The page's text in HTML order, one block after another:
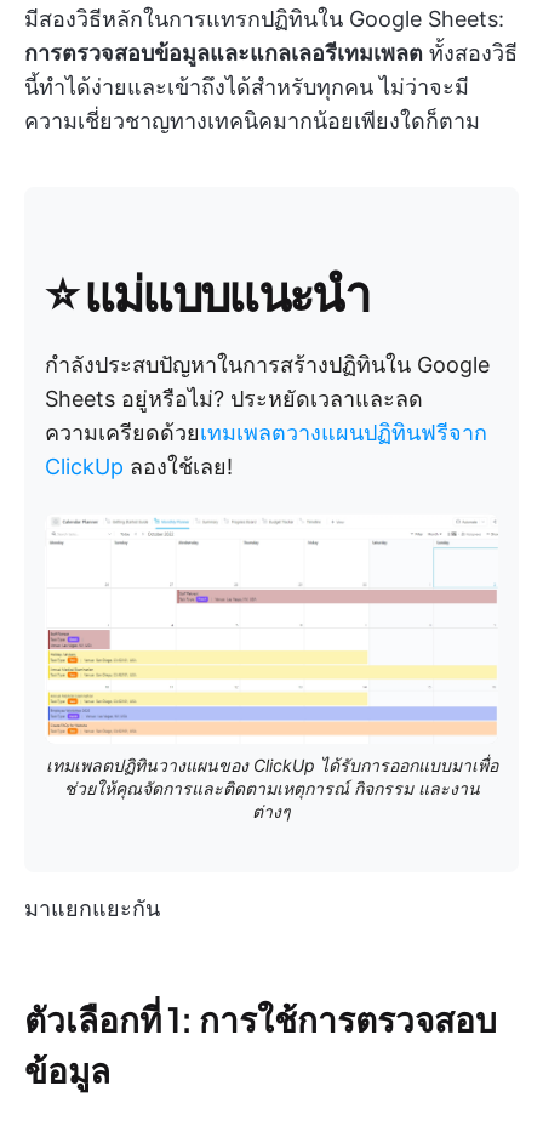
มีสองวิธีหลักในการแทรกปฏิทินใน Google Sheets:
การตรวจสอบข้อมูลและแกลเลอรีเทมเพลต ทั้งสองวิธี
นี้ทำได้ง่ายและเข้าถึงได้สำหรับทุกคน ไม่ว่าจะมี
ความเชี่ยวชาญทางเทคนิคมากน้อยเพียงใดก็ตาม
⭐ แม่แบบแนะนำ
กำลังประสบปัญหาในการสร้างปฏิทินใน Google
Sheets อยู่หรือไม่? ประหยัดเวลาและลด
ความเครียดด้วยเทมเพลตวางแผนปฏิทินฟรีจาก
ClickUp ลองใช้เลย!
เทมเพลตปฏิทินวางแผนของ ClickUp ได้รับการออกแบบมาเพื่อ
ช่วยให้คุณจัดการและติดตามเหตุการณ์ กิจกรรม และงาน
ต่างๆ
มาแยกแยะกัน
ตัวเลือกที่ 1: การใช้การตรวจสอบ
ข้อมูล